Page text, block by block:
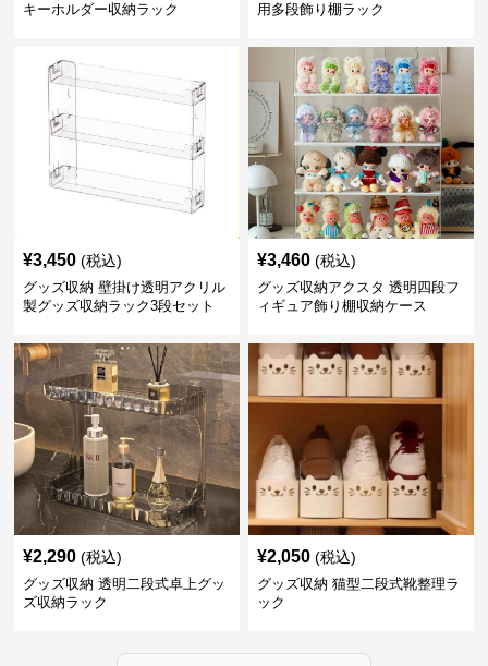
キーホルダー収納ラック
用多段飾り棚ラック
¥3,450 (税込)
グッズ収納 壁掛け透明アクリル
製グッズ収納ラック3段セット
¥3,460 (税込)
グッズ収納アクスタ 透明四段フ
ィギュア飾り棚収納ケース
¥2,290 (税込)
グッズ収納 透明二段式卓上グッ
ズ収納ラック
¥2,050 (税込)
グッズ収納 猫型二段式靴整理ラ
ック